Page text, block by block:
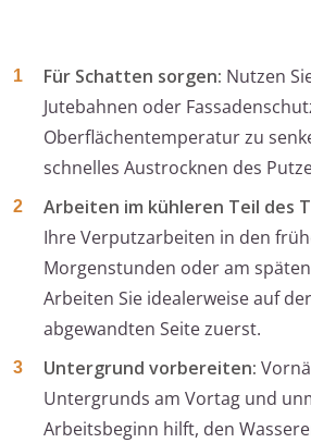
Für Schatten sorgen: Nutzen
Jutebahnen oder
Oberflächentemperatur zu
schnelles Austrocknen des
Arbeiten im kühleren Teil des
Ihre Verputzarbeiten in den
Morgenstunden oder am
Arbeiten Sie idealerweise auf
abgewandten Seite zuerst.
Untergrund vorbereiten:
Untergrunds am Vortag und
Arbeitsbeginn hilft, den